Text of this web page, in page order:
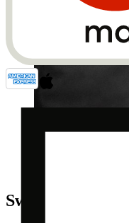
Ticketkauf am
Swiss Travel Pass